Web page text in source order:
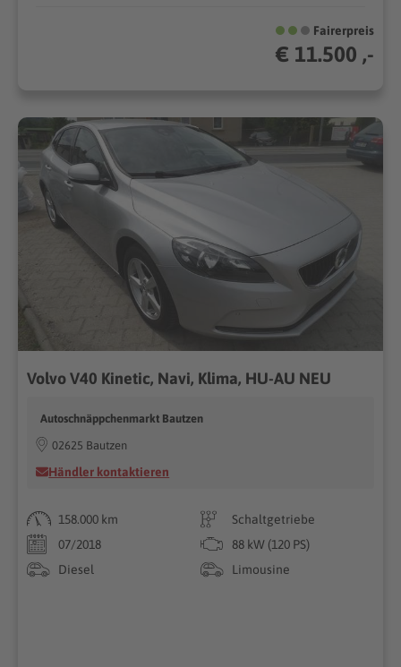
Fairerpreis
€ 11.500 ,-
Volvo V40 Kinetic, Navi, Klima, HU-AU NEU
Autoschnäppchenmarkt Bautzen
02625 Bautzen
Händler kontaktieren
158.000 km
Schaltgetriebe
07/2018
88 kW (120 PS)
Diesel
Limousine